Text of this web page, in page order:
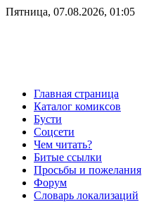
Пятница, 07.08.2026, 01:05
Главная страница
Каталог комиксов
Бусти
Соцсети
Чем читать?
Битые ссылки
Просьбы и пожелания
Форум
Словарь локализаций